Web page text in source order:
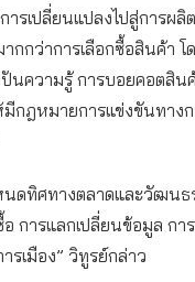
ารเปลี่ยนแปลงไปสู่การผลิ
กว่าการเลือกซื้อสินค้า โ
ปันความรู้ การบอยคอตสิ
กฎหมายการแข่งขันทาง
ดทิศทางตลาดและวัฒนธ
การแลกเปลี่ยนข้อมูล กา
เมือง” วิทูรย์กล่าว